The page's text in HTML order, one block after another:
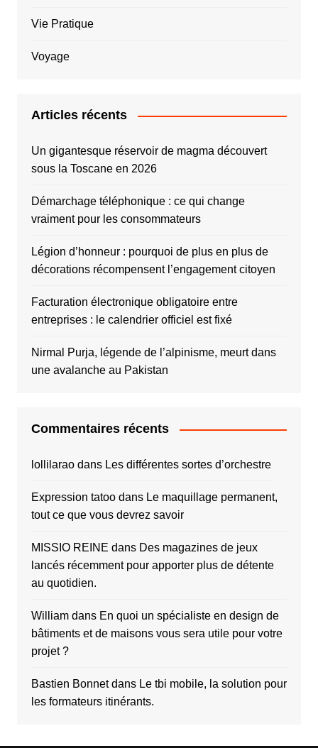
Vie Pratique
Voyage
Articles récents
Un gigantesque réservoir de magma découvert
sous la Toscane en 2026
Démarchage téléphonique : ce qui change
vraiment pour les consommateurs
Légion d’honneur : pourquoi de plus en plus de
décorations récompensent l’engagement citoyen
Facturation électronique obligatoire entre
entreprises : le calendrier officiel est fixé
Nirmal Purja, légende de l’alpinisme, meurt dans
une avalanche au Pakistan
Commentaires récents
lollilaraodans Les différentes sortes d’orchestre
Expression tatoodans Le maquillage permanent,
tout ce que vous devrez savoir
MISSIO REINE dans Des magazines de jeux
lancés récemment pour apporter plus de détente
au quotidien.
Williamdans En quoi un spécialiste en design de
bâtiments et de maisons vous sera utile pour votre
projet ?
Bastien Bonnetdans Le tbi mobile, la solution pour
les formateurs itinérants.